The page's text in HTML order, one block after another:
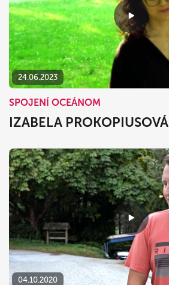
24.06.2023
SPOJENÍ OCEÁNOM
IZABELA PROKOPIUSOVÁ
04.10.2020